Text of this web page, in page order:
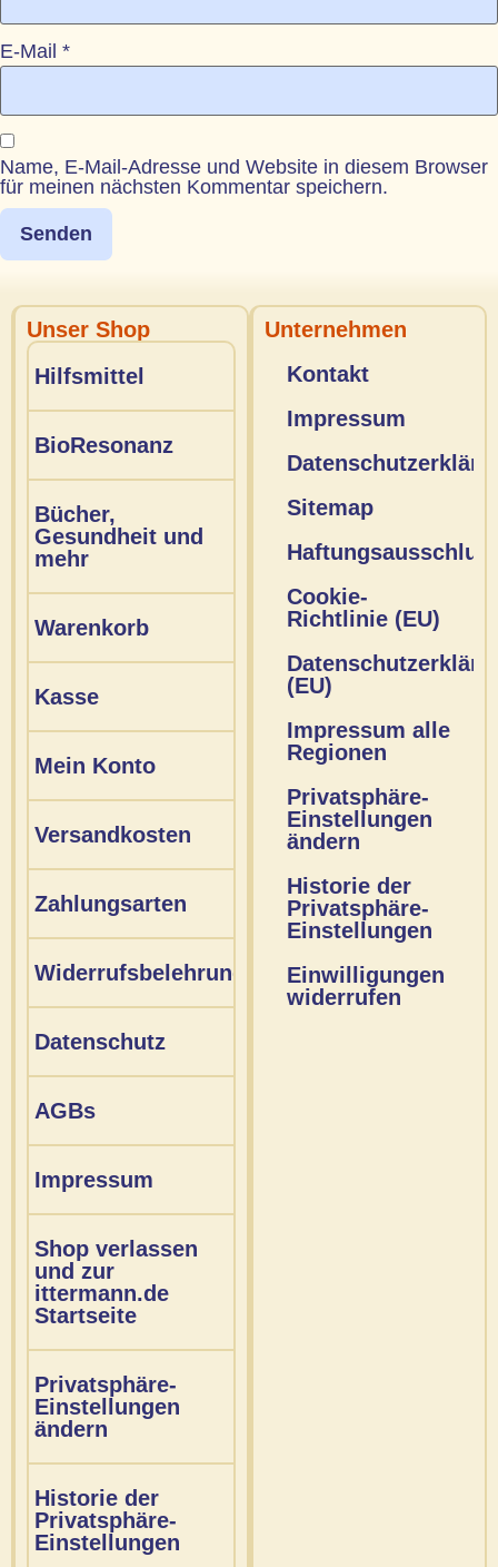
E-Mail *
Name, E-Mail-Adresse und Website in diesem Browser
für meinen nächsten Kommentar speichern.
Unser Shop
Hilfsmittel
BioResonanz
Bücher,
Gesundheit und
mehr
Warenkorb
Kasse
Mein Konto
Versandkosten
Zahlungsarten
Widerrufsbelehrung
Datenschutz
AGBs
Impressum
Shop verlassen
und zur
ittermann.de
Startseite
Privatsphäre-
Einstellungen
ändern
Historie der
Privatsphäre-
Einstellungen
Unternehmen
Kontakt
Impressum
Sitemap
Cookie-
Richtlinie (EU)
(EU)
Impressum alle
Regionen
Privatsphäre-
Einstellungen
ändern
Historie der
Privatsphäre-
Einstellungen
Einwilligungen
widerrufen